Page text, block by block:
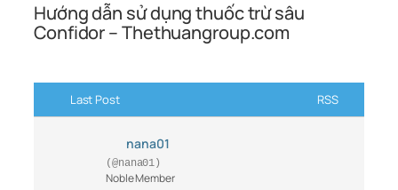
Hướng dẫn sử dụng thuốc trừ sâu
Confidor – Thethuangroup.com
Last Post RSS
nana01
(@nana01)
Noble Member